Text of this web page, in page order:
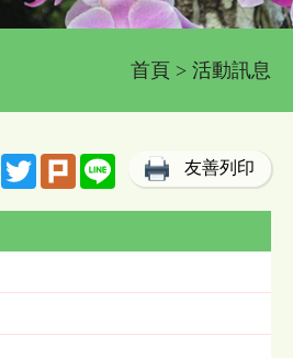
首頁 > 活動訊息
FacebookTwitterPlurk Line 友善列印